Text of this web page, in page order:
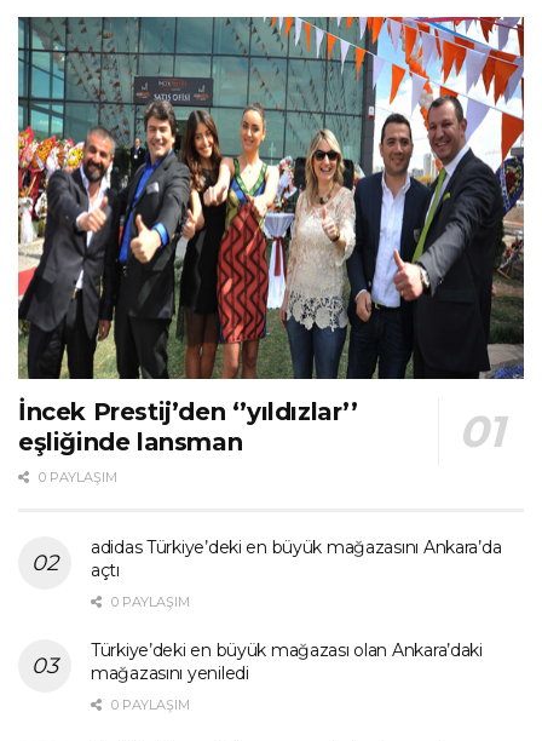
İncek Prestij’den ‘’yıldızlar’’
eşliğinde lansman
0 PAYLAŞIM
adidas Türkiye’deki en büyük mağazasını Ankara’da
açtı
0 PAYLAŞIM
Türkiye’deki en büyük mağazası olan Ankara’daki
mağazasını yeniledi
0 PAYLAŞIM